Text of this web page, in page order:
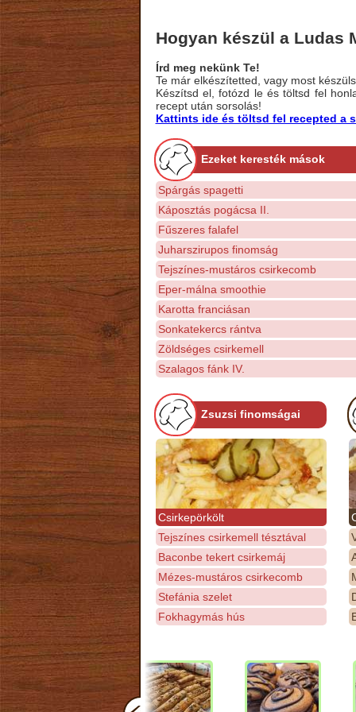
Hogyan készül a Ludas
Írd meg nekünk Te!
Te már elkészítetted, vagy most
Készítsd el, fotózd le és töltsd fel
recept után sorsolás!
Kattints ide és töltsd fel recepted a
Ezeket keresték mások
Spárgás spagetti
Káposztás pogácsa II.
Fűszeres falafel
Juharszirupos finomság
Tejszínes-mustáros csirkecomb
Eper-málna smoothie
Karotta franciásan
Sonkatekercs rántva
Zöldséges csirkemell
Szalagos fánk IV.
Zsuzsi finomságai
Csirkepörkölt
Tejszínes csirkemell tésztával
Baconbe tekert csirkemáj
Mézes-mustáros csirkecomb
Stefánia szelet
Fokhagymás hús